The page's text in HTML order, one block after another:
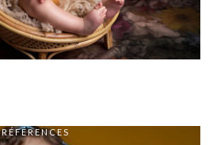
RÉFÉRENCES